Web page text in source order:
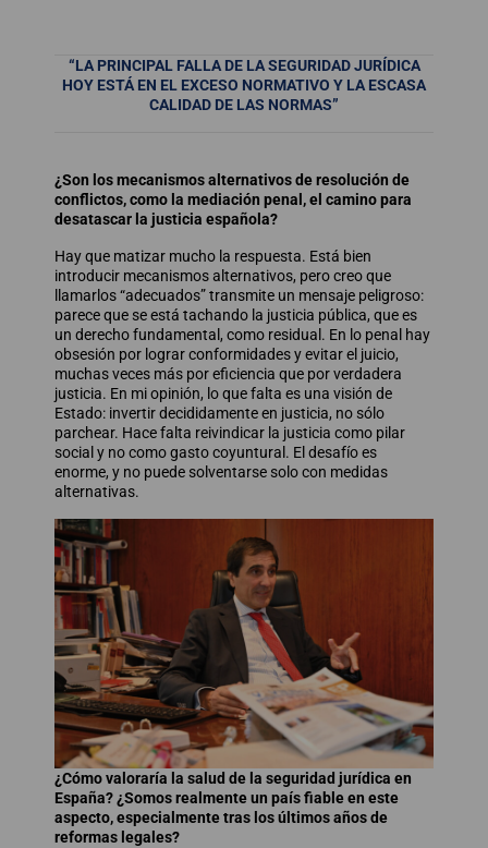
“LA PRINCIPAL FALLA DE LA SEGURIDAD JURÍDICA
HOY ESTÁ EN EL EXCESO NORMATIVO Y LA ESCASA
CALIDAD DE LAS NORMAS”
¿Son los mecanismos alternativos de resolución de
conflictos, como la mediación penal, el camino para
desatascar la justicia española?
Hay que matizar mucho la respuesta. Está bien
introducir mecanismos alternativos, pero creo que
llamarlos “adecuados” transmite un mensaje peligroso:
parece que se está tachando la justicia pública, que es
un derecho fundamental, como residual. En lo penal hay
obsesión por lograr conformidades y evitar el juicio,
muchas veces más por eficiencia que por verdadera
justicia. En mi opinión, lo que falta es una visión de
Estado: invertir decididamente en justicia, no sólo
parchear. Hace falta reivindicar la justicia como pilar
social y no como gasto coyuntural. El desafío es
enorme, y no puede solventarse solo con medidas
alternativas.
¿Cómo valoraría la salud de la seguridad jurídica en
España? ¿Somos realmente un país fiable en este
aspecto, especialmente tras los últimos años de
reformas legales?